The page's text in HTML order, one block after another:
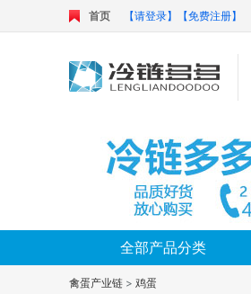
首页 【请登录】 【免费注册】
全部产品分类
禽蛋产业链 > 鸡蛋